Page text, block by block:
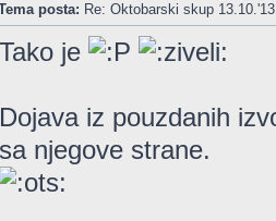
posta: Re: Oktobarski skup
Tako je
Dojava iz pouzdanih
sa njegove strane.